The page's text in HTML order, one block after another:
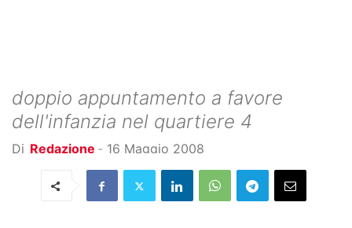
doppio appuntamento a favore
dell'infanzia nel quartiere 4
Di Redazione - 16 Maggio 2008